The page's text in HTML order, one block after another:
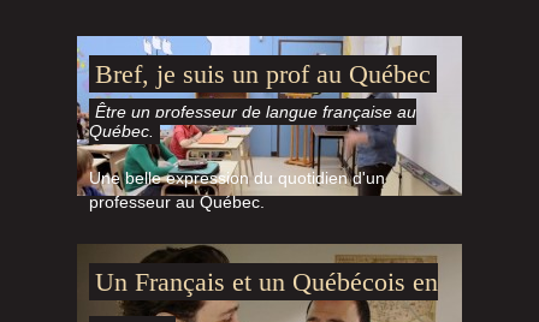
Bref, je suis un prof au Québec
Être un professeur de langue française au
Québec.
Une belle expression du quotidien d'un
professeur au Québec.
Un Français et un Québécois en